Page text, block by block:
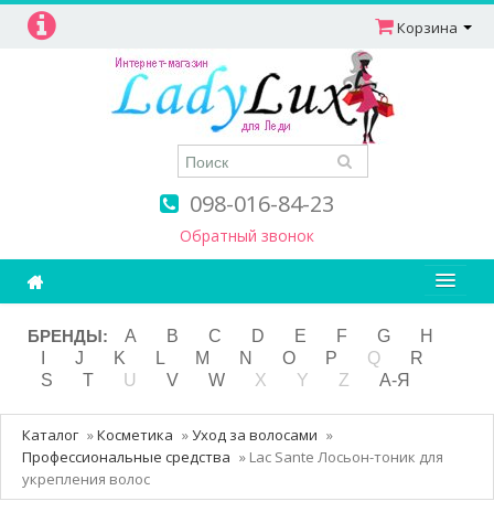
098-016-84-23
Обратный звонок
Корзина
Ароматерапия
Витамины
Детям и мамам
Косметика
Маникюр и педикюр
БРЕНДЫ: A B C D E F G
H
J K L M N O P Q
R
S
T U V W X Y Z А-Я
Каталог »Косметика »Уход за волосами »
Профессиональные средства » Lac Sante Лосьон-тоник для
укрепления волос